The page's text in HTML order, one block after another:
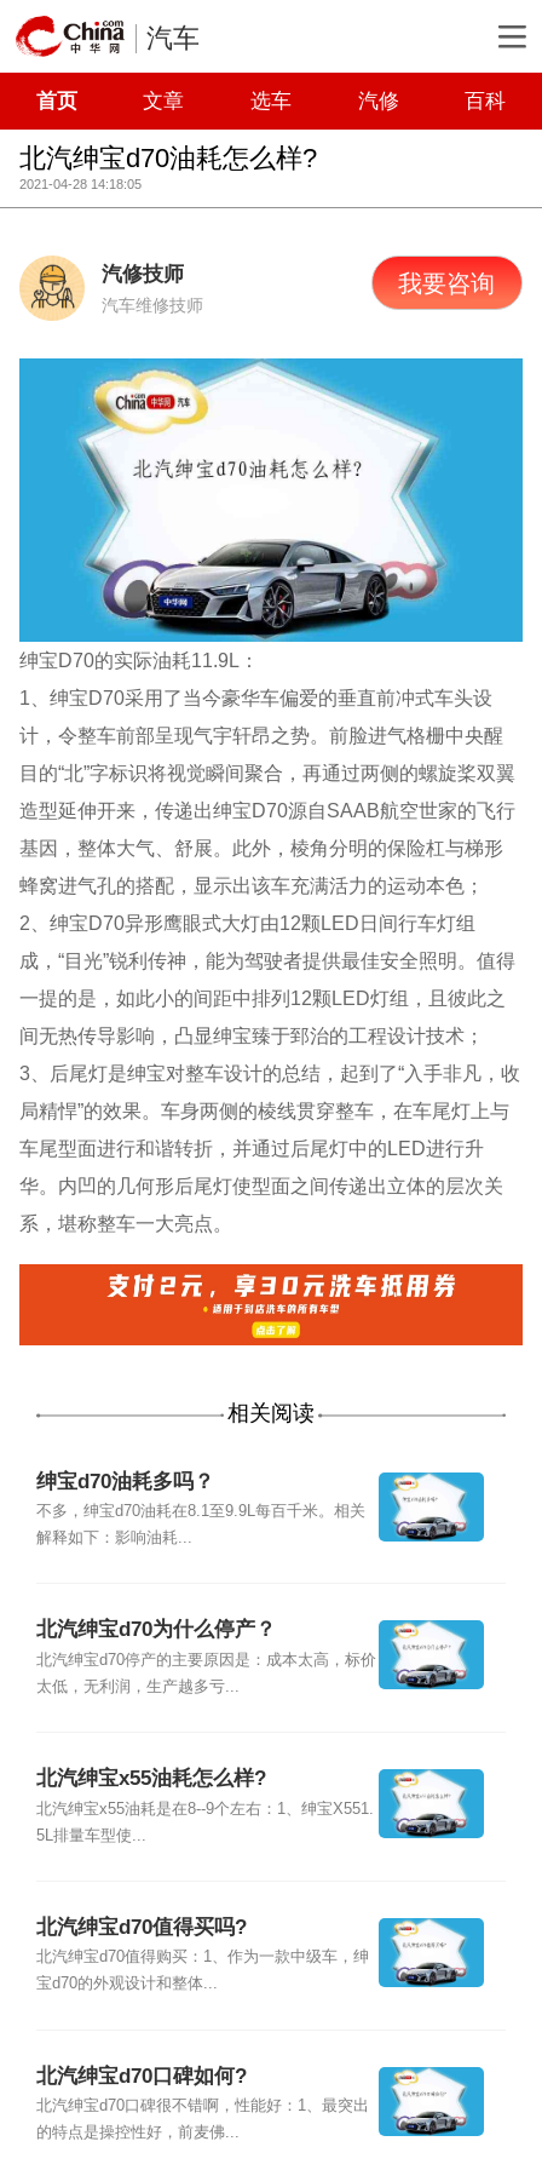
汽车
首页 文章 选车 汽修 百科
北汽绅宝d70油耗怎么样?
2021-04-28 14:18:05
汽修技师
汽车维修技师
我要咨询
绅宝D70的实际油耗11.9L：
1、绅宝D70采用了当今豪华车偏爱的垂直前冲式车头设
计，令整车前部呈现气宇轩昂之势。前脸进气格栅中央醒
目的“北”字标识将视觉瞬间聚合，再通过两侧的螺旋桨双翼
造型延伸开来，传递出绅宝D70源自SAAB航空世家的飞行
基因，整体大气、舒展。此外，棱角分明的保险杠与梯形
蜂窝进气孔的搭配，显示出该车充满活力的运动本色；
2、绅宝D70异形鹰眼式大灯由12颗LED日间行车灯组
成，“目光”锐利传神，能为驾驶者提供最佳安全照明。值得
一提的是，如此小的间距中排列12颗LED灯组，且彼此之
间无热传导影响，凸显绅宝臻于郅治的工程设计技术；
3、后尾灯是绅宝对整车设计的总结，起到了“入手非凡，收
局精悍”的效果。车身两侧的棱线贯穿整车，在车尾灯上与
车尾型面进行和谐转折，并通过后尾灯中的LED进行升
华。内凹的几何形后尾灯使型面之间传递出立体的层次关
系，堪称整车一大亮点。
相关阅读
绅宝d70油耗多吗？
不多，绅宝d70油耗在8.1至9.9L每百千米。相关
解释如下：影响油耗...
北汽绅宝d70为什么停产？
北汽绅宝d70停产的主要原因是：成本太高，标价
太低，无利润，生产越多亏...
北汽绅宝x55油耗怎么样?
北汽绅宝x55油耗是在8--9个左右：1、绅宝X551.
5L排量车型使...
北汽绅宝d70值得买吗?
北汽绅宝d70值得购买：1、作为一款中级车，绅
宝d70的外观设计和整体...
北汽绅宝d70口碑如何?
北汽绅宝d70口碑很不错啊，性能好：1、最突出
的特点是操控性好，前麦佛...